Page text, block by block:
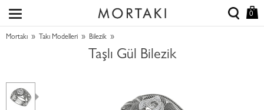
0
Mortakı » Takı Modelleri » Bilezik »
Taşlı Gül Bilezik